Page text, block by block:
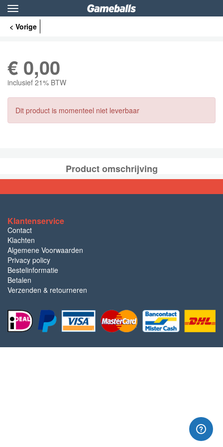
Toggle
navigation
< Vorige
€ 0,00
inclusief 21% BTW
Dit product is momenteel niet leverbaar
Product omschrijving
Klantenservice
Contact
Klachten
Algemene Voorwaarden
Privacy policy
Bestelinformatie
Betalen
Verzenden & retourneren